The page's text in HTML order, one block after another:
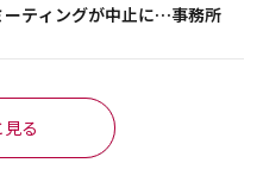
ーティングが中止に…事務所
る